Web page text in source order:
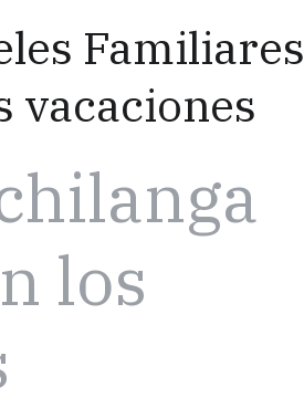
Familiares
vacaciones
los